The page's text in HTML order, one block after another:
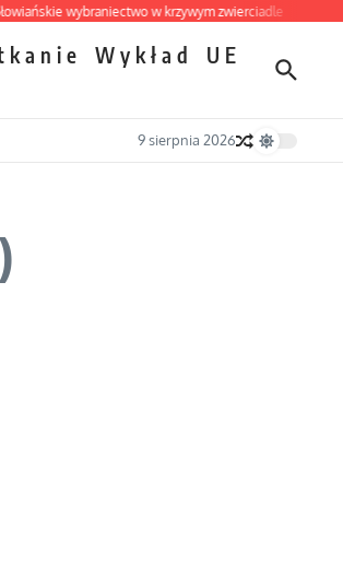
wybraniectwo w krzywym zwierciadle Mrożony
Wykład
UE
9 sierpnia 2026